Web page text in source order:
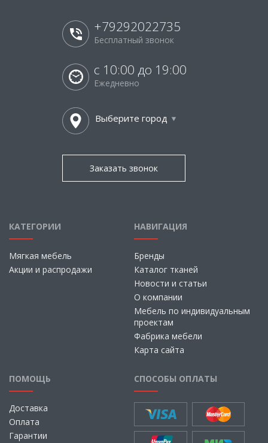
+79292022735
Бесплатный звонок
с 10:00 до 19:00
Ежедневно
Выберите город
Заказать звонок
КАТЕГОРИИ
Мягкая мебель
Акции и распродажи
НАВИГАЦИЯ
Бренды
Каталог тканей
Новости и статьи
О компании
Мебель по индивидуальным
проектам
Фабрика мебели
Карта сайта
ПОМОЩЬ
Доставка
Оплата
Гарантии
СПОСОБЫ ОПЛАТЫ